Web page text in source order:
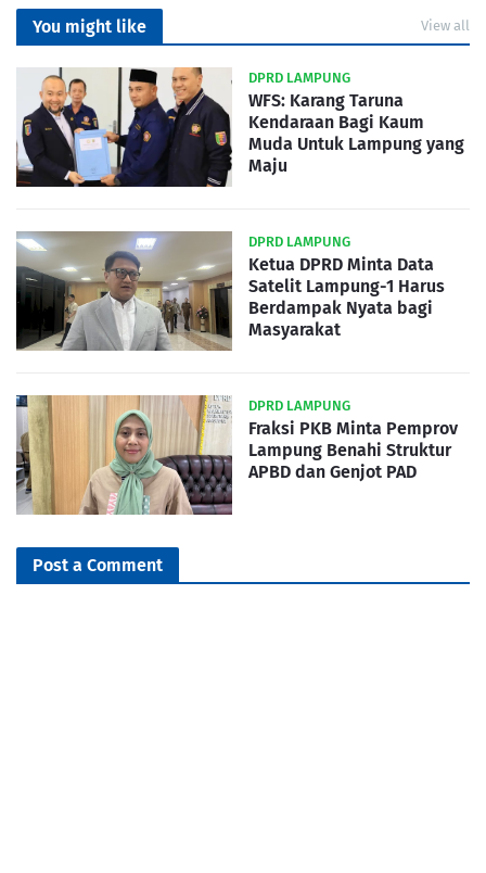
You might like View all
DPRD LAMPUNG
WFS: Karang Taruna
Kendaraan Bagi Kaum
Muda Untuk Lampung yang
Maju
DPRD LAMPUNG
Ketua DPRD Minta Data
Satelit Lampung-1 Harus
Berdampak Nyata bagi
Masyarakat
DPRD LAMPUNG
Fraksi PKB Minta Pemprov
Lampung Benahi Struktur
APBD dan Genjot PAD
Post a Comment